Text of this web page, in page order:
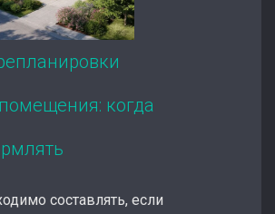
когда
составлять, если